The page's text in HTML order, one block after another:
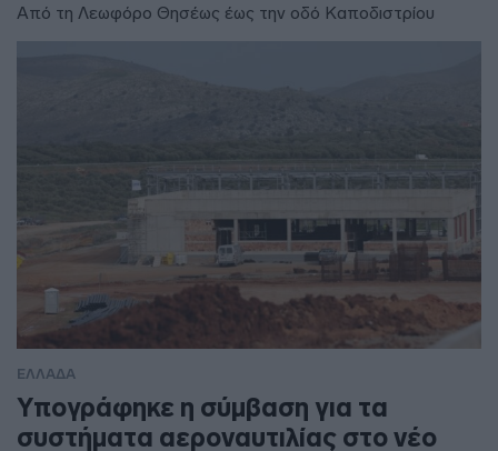
Από τη Λεωφόρο Θησέως έως την οδό Καποδιστρίου
ΕΛΛΑΔΑ
Υπογράφηκε η σύμβαση για τα
συστήματα αεροναυτιλίας στο νέο